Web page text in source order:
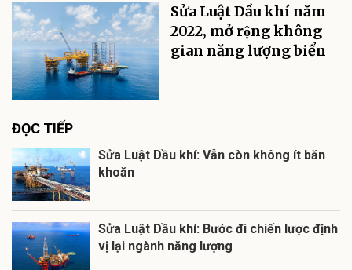
Sửa Luật Dầu khí năm
2022, mở rộng không
gian năng lượng biển
ĐỌC TIẾP
Sửa Luật Dầu khí: Vẫn còn không ít băn
khoăn
Sửa Luật Dầu khí: Bước đi chiến lược định
vị lại ngành năng lượng